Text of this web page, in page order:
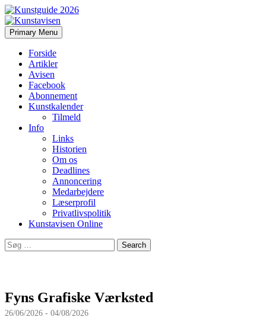
Kunstavisen
Search
Primary Menu Skip
to
Forside
Artikler
Avisen
Facebook
Abonnement
Kunstkalender
Tilmeld
Info
Links
Historien
Om os
Deadlines
Annoncering
Medarbejdere
Læserprofil
Privatlivspolitik
Kunstavisen Online
Search
for:
Fyns Grafiske Værksted
26/06/2026 - 04/08/2026